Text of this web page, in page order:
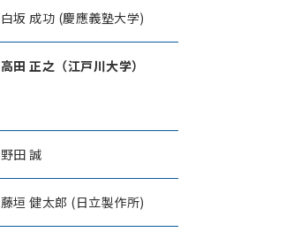
白坂 成功 (慶應義塾大学)
高田 正之（江戸川大学）
野田 誠
藤垣 健太郎 (日立製作所)